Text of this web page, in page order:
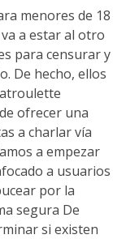
menores de 18
a estar al otro
para censurar y
De hecho, ellos
ofrecer una
a charlar vía
a empezar
a usuarios
por la
segura De
si existen